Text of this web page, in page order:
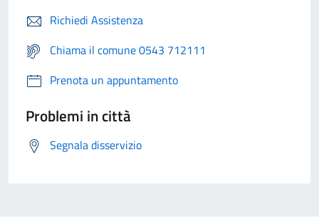
Richiedi Assistenza
Chiama il comune 0543 712111
Prenota un appuntamento
Problemi in città
Segnala disservizio